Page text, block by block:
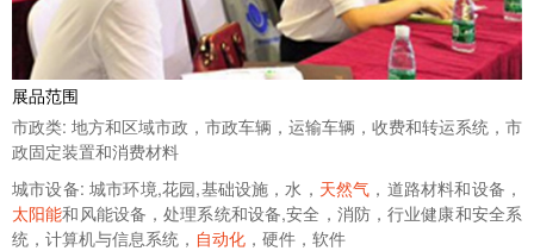
展品范围
市政类: 地方和区域市政，市政车辆，运输车辆，收费和转运系统，市
政固定装置和消费材料
城市设备: 城市环境,花园,基础设施，水， 天然气 ，道路材料和设备，
太阳能和风能设备，处理系统和设备,安全，消防，行业健康和安全系
统，计算机与信息系统， 自动化 ，硬件，软件